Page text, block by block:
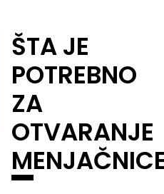
ŠTA JE
POTREBNO
ZA
OTVARANJE